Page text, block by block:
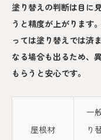
塗り替えの判断は目に
うと精度が上がります
っては塗り替えでは済
なる場合も出るため、
もらうと安心です。
屋根材
一
り